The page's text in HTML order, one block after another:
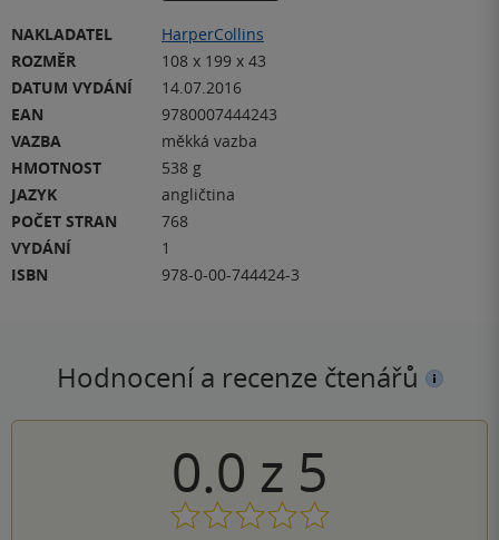
NAKLADATEL
HarperCollins
ROZMĚR
108 x 199 x 43
DATUM VYDÁNÍ
14.07.2016
EAN
9780007444243
VAZBA
měkká vazba
HMOTNOST
538 g
JAZYK
angličtina
POČET STRAN
768
VYDÁNÍ
1
ISBN
978-0-00-744424-3
Hodnocení a recenze čtenářů
0.0 z 5